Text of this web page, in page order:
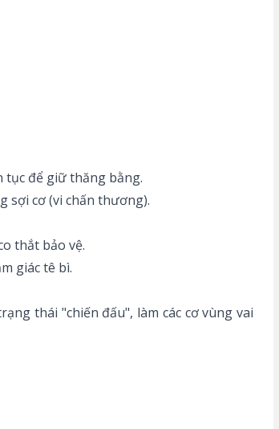
tục để giữ thăng bằng.
sợi cơ (vi chấn thương).
co thắt bảo vệ.
giác tê bì.
thái "chiến đấu", làm các cơ vùng vai